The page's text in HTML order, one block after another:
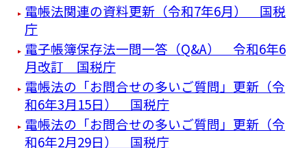
電帳法関連の資料更新（令和7年6月） 国税
庁
電子帳簿保存法一問一答（Q&A） 令和6年6
月改訂 国税庁
電帳法の「お問合せの多いご質問」更新（令
和6年3月15日） 国税庁
電帳法の「お問合せの多いご質問」更新（令
和6年2月29日） 国税庁